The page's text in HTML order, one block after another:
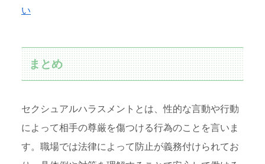
い
まとめ
セクシュアルハラスメントとは、性的な言動や行動
によって相手の尊厳を傷つける行為のことを言いま
す。職場では法律によって防止が義務付けられてお